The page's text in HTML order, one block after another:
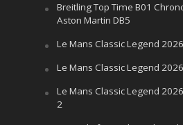
Breitling Top Time B01
Aston Martin DB5
Le Mans Classic Legend
Le Mans Classic Legend
Le Mans Classic Legend
2